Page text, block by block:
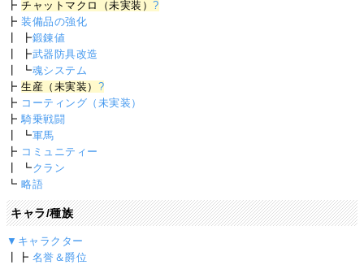
┣チャットマクロ（未実装）?
┣装備品の強化
┃ ┣鍛錬値
┃ ┣武器防具改造
┃ ┗魂システム
┣生産（未実装） ?
┣ コーティング（未実装）
┣騎乗戦闘
┃ ┗軍馬
┣ コミュニティー
┃ ┗クラン
┗略語
キャラ/種族
▼キャラクター
┃┣ 名誉＆爵位